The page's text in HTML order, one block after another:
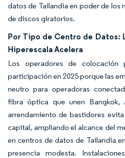
datos de Tailandia en poder de los
de discos giratorios.
Por Tipo de Centro de Datos:
Hiperescala Acelera
Los operadores de colocación
participación en 2025 porque las
neutro para operadoras
fibra óptica que unen Bangkok,
arrendamiento de bastidores
capital, ampliando el alcance del
en centros de datos de Tailandia
presencia modesta.